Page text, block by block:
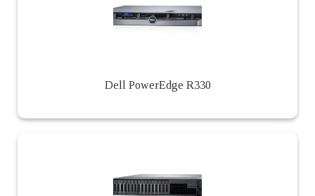
Dell PowerEdge R330